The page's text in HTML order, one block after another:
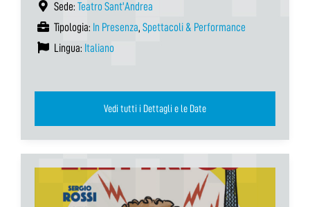
Sede: Teatro Sant'Andrea
Tipologia: In Presenza, Spettacoli & Performance
Lingua: Italiano
Vedi tutti i Dettagli e le Date